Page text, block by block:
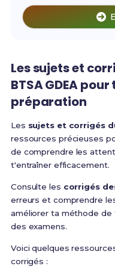
Les sujets et
BTSA GDEA
préparation
Les sujets et corrigés
ressources précieuses
de comprendre les
t'entraîner efficacement.
Consulte les corrigés
erreurs et comprendre
améliorer ta méthode de
des examens.
Voici quelques
corrigés :